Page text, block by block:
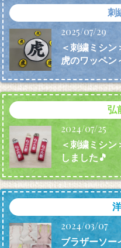
刺
2025/07/29
＜刺繍ミシン
虎のワッペン
弘
2024/07/25
＜刺繍ミシ
しました🎵
2024/03/07
ブラザーソ